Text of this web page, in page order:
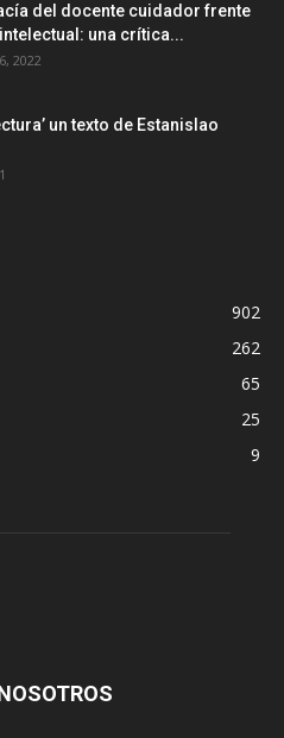
del docente cuidador frente
una crítica...
2022
un texto de Estanislao
902
262
65
25
9